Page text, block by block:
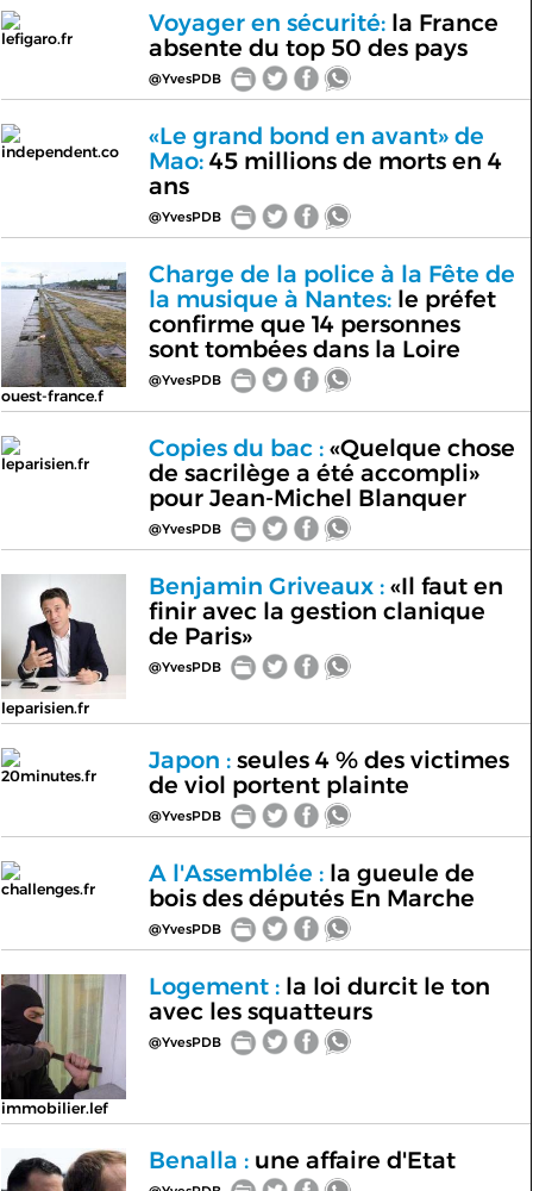
lefigaro.fr
Voyager en sécurité:la France
absente du top 50 des pays
@YvesPDB
independent.co
«Le grand bond en avant» de
Mao:45 millions de morts en 4
ans
@YvesPDB
ouest-france.f
Charge de la police à la Fête de
la musique à Nantes:le préfet
confirme que 14 personnes
sont tombées dans la Loire
@YvesPDB
leparisien.fr
Copies du bac :«Quelque chose
de sacrilège a été accompli»
pour Jean-Michel Blanquer
@YvesPDB
leparisien.fr
Benjamin Griveaux :«Il faut en
finir avec la gestion clanique
de Paris»
@YvesPDB
20minutes.fr
Japon :seules 4 % des victimes
de viol portent plainte
@YvesPDB
challenges.fr
A l'Assemblée :la gueule de
bois des députés En Marche
@YvesPDB
immobilier.lef
Logement :la loi durcit le ton
avec les squatteurs
@YvesPDB
Benalla :une affaire d'Etat